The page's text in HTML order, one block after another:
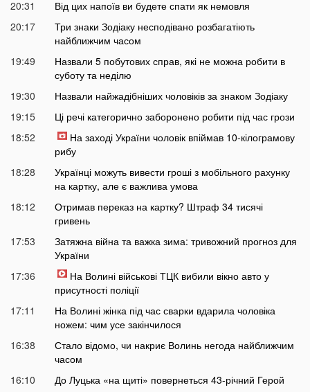
20:31
Від цих напоїв ви будете спати як немовля
20:17
Три знаки Зодіаку несподівано розбагатіють
найближчим часом
19:49
Назвали 5 побутових справ, які не можна робити в
суботу та неділю
19:30
Назвали найжадібніших чоловіків за знаком Зодіаку
19:15
Ці речі категорично заборонено робити під час грози
18:52
На заході України чоловік впіймав 10-кілограмову
рибу
18:28
Українці можуть вивести гроші з мобільного рахунку
на картку, але є важлива умова
18:12
Отримав переказ на картку? Штраф 34 тисячі
гривень
17:53
Затяжна війна та важка зима: тривожний прогноз для
України
17:36
На Волині військові ТЦК вибили вікно авто у
присутності поліції
17:11
На Волині жінка під час сварки вдарила чоловіка
ножем: чим усе закінчилося
16:38
Стало відомо, чи накриє Волинь негода найближчим
часом
16:10
До Луцька «на щиті» повернеться 43-річний Герой